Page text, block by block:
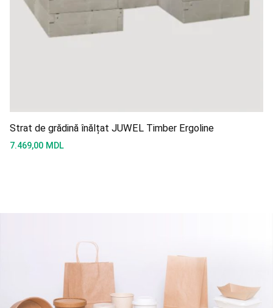
Strat de grădină înălțat JUWEL Timber Ergoline
7.469,00 MDL